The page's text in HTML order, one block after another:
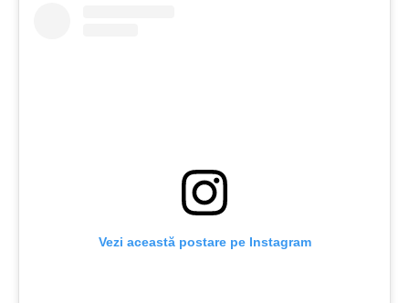
Vezi această postare pe Instagram